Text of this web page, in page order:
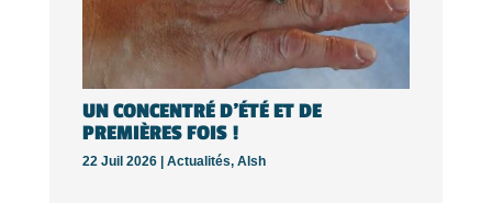
UN CONCENTRÉ D’ÉTÉ ET DE
PREMIÈRES FOIS !
22 Juil 2026 | Actualités, Alsh